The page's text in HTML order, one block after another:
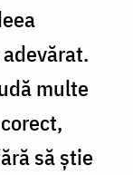
multe
să știe